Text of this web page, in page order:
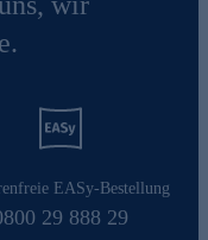
EASy-Bestellung
29 888 29